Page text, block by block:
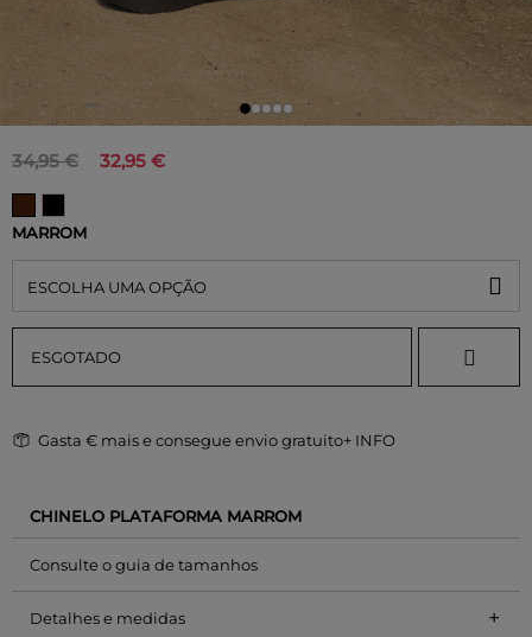
32,95 €
34,95 €
MARROM
ESCOLHA UMA OPÇÃO
ESGOTADO
Gasta € mais e consegue envio gratuito+ INFO
CHINELO PLATAFORMA MARROM
Consulte o guia de tamanhos
Detalhes e medidas +